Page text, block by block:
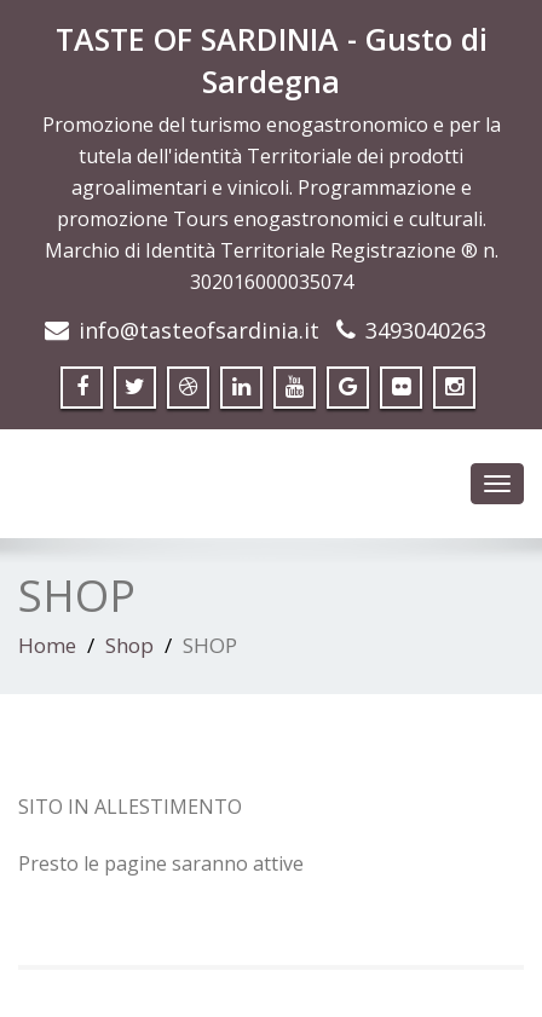
TASTE OF SARDINIA - Gusto di
Sardegna
Promozione del turismo enogastronomico e per la
tutela dell'identità Territoriale dei prodotti
agroalimentari e vinicoli. Programmazione e
promozione Tours enogastronomici e culturali.
Marchio di Identità Territoriale Registrazione ® n.
302016000035074
info@tasteofsardinia.it 3493040263
SHOP
Home Shop SHOP
SITO IN ALLESTIMENTO
Presto le pagine saranno attive